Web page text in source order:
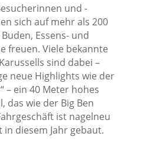
und -
sich auf mehr als 200
Essens- und
freuen. Viele bekannte
sind dabei –
neue Highlights wie der
– ein 40 Meter hohes
das wie der Big Ben
ist nagelneu
diesem Jahr gebaut.